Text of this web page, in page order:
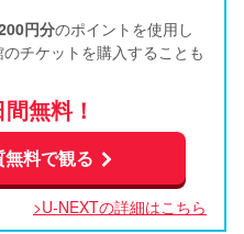
円分のポイントを使用し
チケットを購入することも
無料！
料で観る
>U-NEXTの詳細はこちら